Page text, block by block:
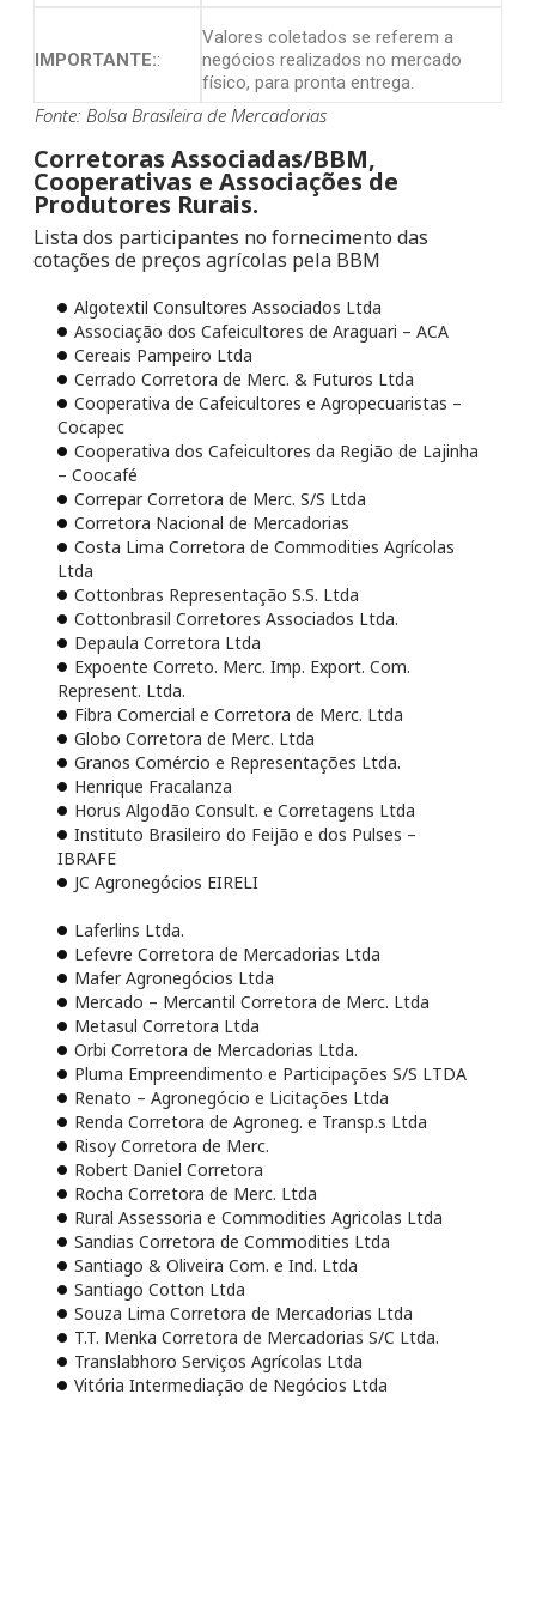
IMPORTANTE::
Valores coletados se referem a
negócios realizados no mercado
físico, para pronta entrega.
Fonte: Bolsa Brasileira de Mercadorias
Corretoras Associadas/BBM,
Cooperativas e Associações de
Produtores Rurais.
Lista dos participantes no fornecimento das
cotações de preços agrícolas pela BBM
Algotextil Consultores Associados Ltda
Associação dos Cafeicultores de Araguari – ACA
Cereais Pampeiro Ltda
Cerrado Corretora de Merc. & Futuros Ltda
Cooperativa de Cafeicultores e Agropecuaristas –
Cocapec
Cooperativa dos Cafeicultores da Região de Lajinha
– Coocafé
Correpar Corretora de Merc. S/S Ltda
Corretora Nacional de Mercadorias
Costa Lima Corretora de Commodities Agrícolas
Ltda
Cottonbras Representação S.S. Ltda
Cottonbrasil Corretores Associados Ltda.
Depaula Corretora Ltda
Expoente Correto. Merc. Imp. Export. Com.
Represent. Ltda.
Fibra Comercial e Corretora de Merc. Ltda
Globo Corretora de Merc. Ltda
Granos Comércio e Representações Ltda.
Henrique Fracalanza
Horus Algodão Consult. e Corretagens Ltda
Instituto Brasileiro do Feijão e dos Pulses –
IBRAFE
JC Agronegócios EIRELI
Laferlins Ltda.
Lefevre Corretora de Mercadorias Ltda
Mafer Agronegócios Ltda
Mercado – Mercantil Corretora de Merc. Ltda
Metasul Corretora Ltda
Orbi Corretora de Mercadorias Ltda.
Pluma Empreendimento e Participações S/S LTDA
Renato – Agronegócio e Licitações Ltda
Renda Corretora de Agroneg. e Transp.s Ltda
Risoy Corretora de Merc.
Robert Daniel Corretora
Rocha Corretora de Merc. Ltda
Rural Assessoria e Commodities Agricolas Ltda
Sandias Corretora de Commodities Ltda
Santiago & Oliveira Com. e Ind. Ltda
Santiago Cotton Ltda
Souza Lima Corretora de Mercadorias Ltda
T.T. Menka Corretora de Mercadorias S/C Ltda.
Translabhoro Serviços Agrícolas Ltda
Vitória Intermediação de Negócios Ltda